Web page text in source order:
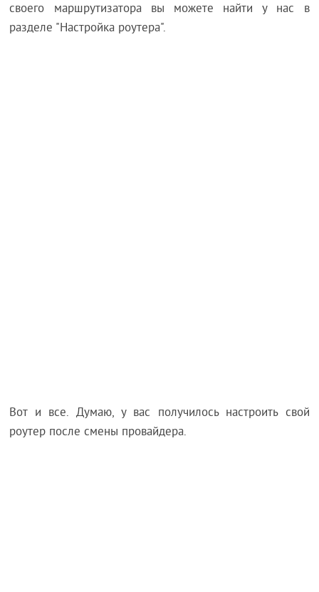
своего маршрутизатора вы можете найти у нас в
разделе "Настройка роутера".
Вот и все. Думаю, у вас получилось настроить свой
роутер после смены провайдера.